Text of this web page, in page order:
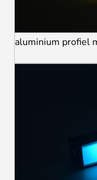
aluminium profiel